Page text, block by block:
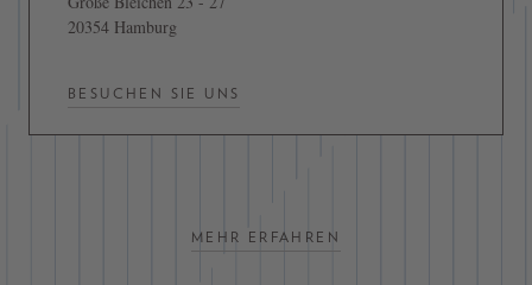
20354 Hamburg
BESUCHEN SIE UNS
MEHR ERFAHREN